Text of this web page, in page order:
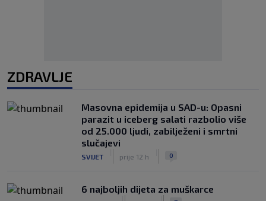
ZDRAVLJE
Masovna epidemija u SAD-u: Opasni
parazit u iceberg salati razbolio više
od 25.000 ljudi, zabilježeni i smrtni
slučajevi
SVIJET prije 12 h 0
6 najboljih dijeta za muškarce